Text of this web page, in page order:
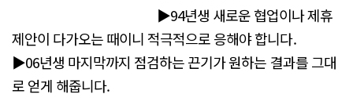
▶94년생 새로운 협업이나 제휴
제안이 다가오는 때이니 적극적으로 응해야 합니다.
▶06년생 마지막까지 점검하는 끈기가 원하는 결과를 그대
로 얻게 해줍니다.